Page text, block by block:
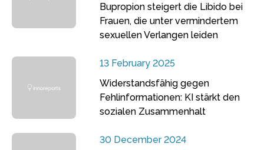
Bupropion steigert die Libido bei
Frauen, die unter vermindertem
sexuellen Verlangen leiden
13 February 2025
Widerstandsfähig gegen
Fehlinformationen: KI stärkt den
sozialen Zusammenhalt
30 December 2024